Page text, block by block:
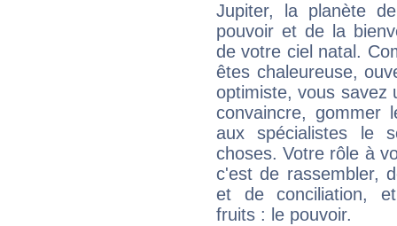
Jupiter, la planète
pouvoir et de la
de votre ciel natal.
êtes chaleureuse,
optimiste, vous savez
convaincre, gommer
aux spécialistes le
choses. Votre rôle à
c'est de rassembler,
et de conciliation,
fruits : le pouvoir.